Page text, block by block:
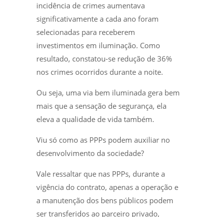
incidência de crimes aumentava
significativamente a cada ano foram
selecionadas para receberem
investimentos em iluminação. Como
resultado, constatou-se redução de 36%
nos crimes ocorridos durante a noite.
Ou seja, uma via bem iluminada gera bem
mais que a sensação de segurança, ela
eleva a qualidade de vida também.
Viu só como as PPPs podem auxiliar no
desenvolvimento da sociedade?
Vale ressaltar que nas PPPs, durante a
vigência do contrato, apenas a operação e
a manutenção dos bens públicos podem
ser transferidos ao parceiro privado,